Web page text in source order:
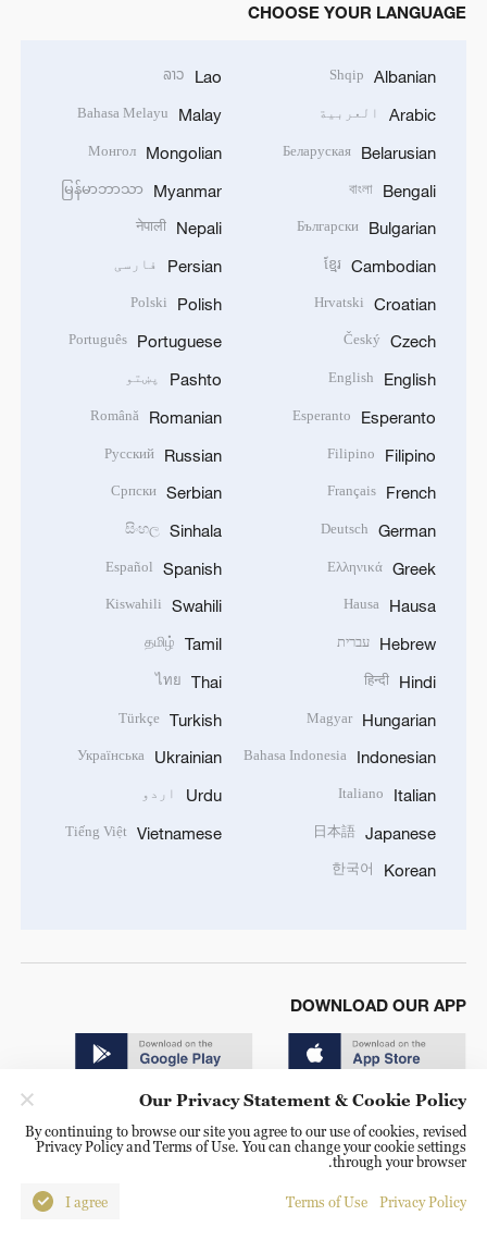
CHOOSE YOUR LANGUAGE
Albanian
Shqip
Arabic العربية
Belarusian
Беларуская
Bengali
বাংলা
Bulgarian
Български
Cambodian
ខ្មែរ
Croatian
Hrvatski
Czech
Český
English
English
Esperanto
Esperanto
Filipino
Filipino
French
Français
German
Deutsch
Greek
Ελληνικά
Hausa
Hausa
Hebrew עברית
Hindi
हिन्दी
Hungarian
Magyar
Indonesian
Bahasa Indonesia
Italian
Italiano
Japanese
日本語
Korean
한국어
Lao
ລາວ
Malay
Bahasa Melayu
Mongolian
Монгол
Myanmar
မြန်မာဘာသာ
Nepali
नेपाली
Persian فارسی
Polish
Polski
Portuguese
Português
Pashto پښتو
Romanian
Română
Russian
Русский
Serbian
Српски
Sinhala
සිංහල
Spanish
Español
Swahili
Kiswahili
Tamil
தமிழ்
Thai
ไทย
Turkish
Türkçe
Ukrainian
Українська
Urdu اردو
Vietnamese
Tiếng Việt
DOWNLOAD OUR APP
© China Radio International.CRI. All Rights Reserved. 16A
Shijingshan Road, Beijing, China. 100040
Our Privacy Statement & Cookie Policy
By continuing to browse our site you agree to our use of cookies, revised
Privacy Policy and Terms of Use. You can change your cookie settings
through your browser.
Privacy Policy
Terms of Use
I agree